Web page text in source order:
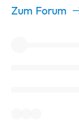
Zum Forum